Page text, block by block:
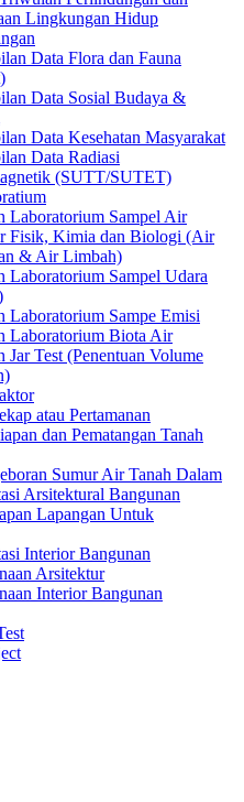
Lingkungan Hidup
Data Flora dan Fauna
Data Sosial Budaya &
Data Kesehatan Masyarakat
Data Radiasi
(SUTT/SUTET)
Laboratorium Sampel Air
Fisik, Kimia dan Biologi (Air
& Air Limbah)
Laboratorium Sampel Udara
Laboratorium Sampe Emisi
Laboratorium Biota Air
Jar Test (Penentuan Volume
atau Pertamanan
dan Pematangan Tanah
Sumur Air Tanah Dalam
Arsitektural Bangunan
Lapangan Untuk
Interior Bangunan
Arsitektur
Interior Bangunan